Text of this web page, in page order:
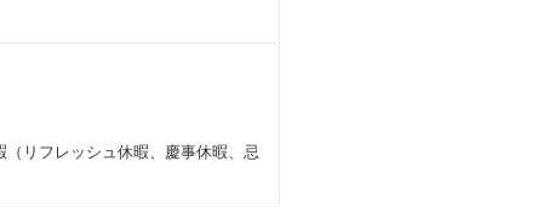
リフレッシュ休暇、慶事休暇、忌